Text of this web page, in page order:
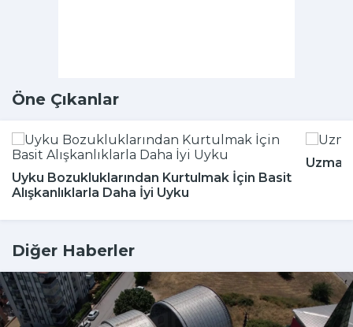
Öne Çıkanlar
Uyku Bozukluklarından Kurtulmak İçin Basit
Alışkanlıklarla Daha İyi Uyku
Diğer Haberler